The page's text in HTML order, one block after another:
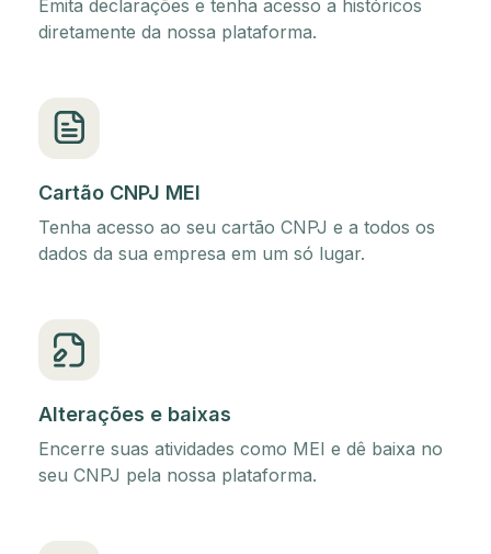
Emita declarações e tenha acesso a históricos
diretamente da nossa plataforma.
Cartão CNPJ MEI
Tenha acesso ao seu cartão CNPJ e a todos os
dados da sua empresa em um só lugar.
Alterações e baixas
Encerre suas atividades como MEI e dê baixa no
seu CNPJ pela nossa plataforma.